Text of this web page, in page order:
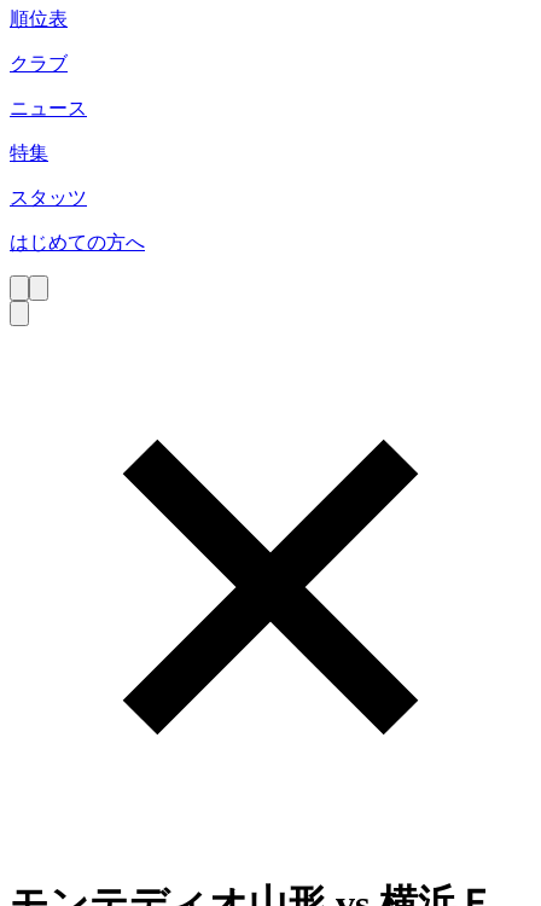
順位表
クラブ
ニュース
特集
スタッツ
はじめての方へ